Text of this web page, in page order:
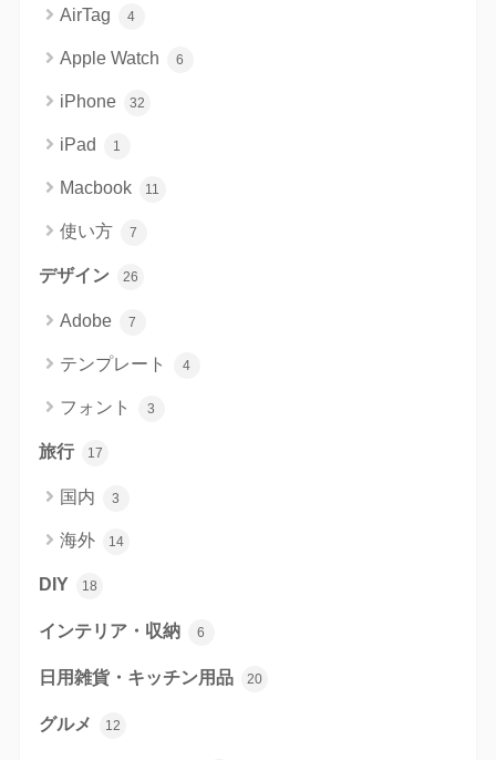
AirTag 4
Apple Watch 6
iPhone 32
iPad 1
Macbook 11
使い方 7
デザイン 26
Adobe 7
テンプレート 4
フォント 3
旅行 17
国内 3
海外 14
DIY 18
インテリア・収納 6
日用雑貨・キッチン用品 20
グルメ 12